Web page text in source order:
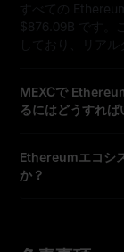
すべての
$876.09B です。
しており、リア
MEXCで
るにはどうすれば
Ethereumエコシ
か？